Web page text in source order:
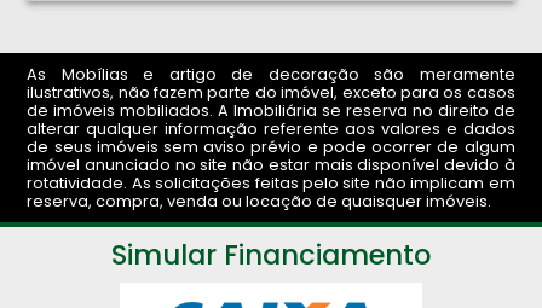
As Mobílias e artigo de decoração são meramente
ilustrativos, não fazem parte do imóvel, exceto para os casos
de imóveis mobiliados. A Imobiliária se reserva no direito de
alterar qualquer informação referente aos valores e dados
de seus imóveis sem aviso prévio e pode ocorrer de algum
imóvel anunciado no site não estar mais disponível devido à
rotatividade. As solicitações feitas pelo site não implicam em
reserva, compra, venda ou locação de quaisquer imóveis.
Simular Financiamento